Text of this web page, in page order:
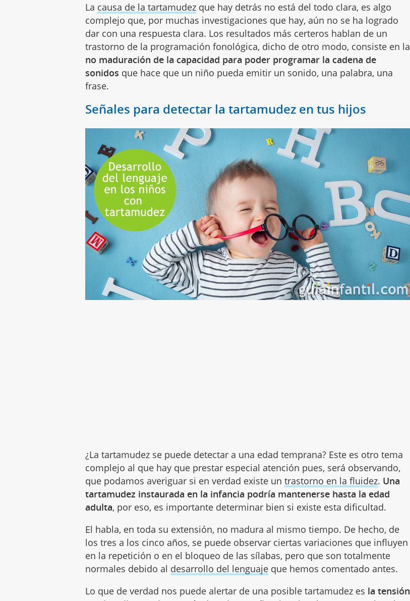
La causa de la tartamudez que hay detrás no está del todo clara, es algo
complejo que, por muchas investigaciones que hay, aún no se ha logrado
dar con una respuesta clara. Los resultados más certeros hablan de un
trastorno de la programación fonológica, dicho de otro modo, consiste en la
no maduración de la capacidad para poder programar la cadena de
sonidos que hace que un niño pueda emitir un sonido, una palabra, una
frase.
Señales para detectar la tartamudez en tus hijos
¿La tartamudez se puede detectar a una edad temprana? Este es otro tema
complejo al que hay que prestar especial atención pues, será observando,
que podamos averiguar si en verdad existe untrastorno en la fluidez. Una
tartamudez instaurada en la infancia podría mantenerse hasta la edad
adulta, por eso, es importante determinar bien si existe esta dificultad.
El habla, en toda su extensión, no madura al mismo tiempo. De hecho, de
los tres a los cinco años, se puede observar ciertas variaciones que influyen
en la repetición o en el bloqueo de las sílabas, pero que son totalmente
normales debido al desarrollo del lenguaje que hemos comentado antes.
Lo que de verdad nos puede alertar de una posible tartamudez es la tensión